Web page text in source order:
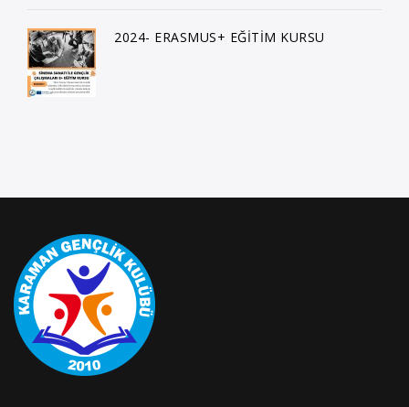
2024- ERASMUS+ EĞİTİM KURSU